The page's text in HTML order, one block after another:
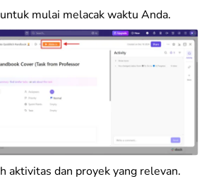
untuk mulai melacak waktu Anda.
aktivitas dan proyek yang relevan.